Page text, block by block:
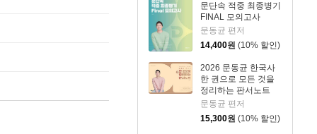
문단속 적중 최종병기
FINAL 모의고사
문동균 편저
14,400원 (10% 할인)
2026 문동균 한국사
한 권으로 모든 것을
정리하는 판서노트
문동균 편저
15,300원 (10% 할인)